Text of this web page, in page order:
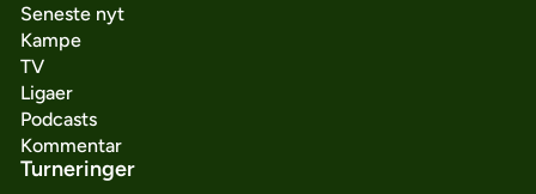
Seneste nyt
Kampe
TV
Ligaer
Podcasts
Kommentar
Turneringer